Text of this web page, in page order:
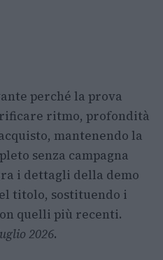
perché la prova
ritmo, profondità
mantenendo la
senza campagna
i dettagli della demo
titolo, sostituendo i
quelli più recenti.
2026.